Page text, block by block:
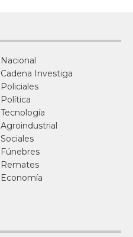
Nacional
Cadena Investiga
Policiales
Política
Tecnología
Agroindustrial
Sociales
Fúnebres
Remates
Economía